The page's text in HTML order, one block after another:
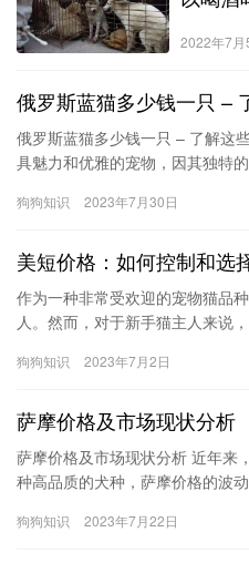
2022年7月
俄罗斯蓝猫多少钱一只 –
俄罗斯蓝猫多少钱一只 – 了解这
具魅力和优雅的宠物，因其独特
狗狗知识 2023年7月30日
美短价格：如何控制和选
作为一种非常受欢迎的宠物猫品
人。然而，对于新手猫主人来说
些有关如…
狗狗知识 2023年7月2日
萨摩价格及市场现状分析
萨摩价格及市场现状分析 近年来
种高品质的犬种，萨摩价格的波
摩价…
狗狗知识 2023年7月22日